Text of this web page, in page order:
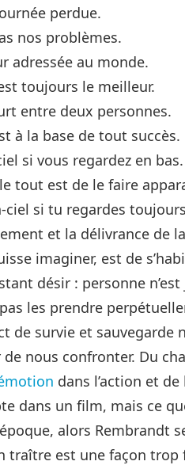
perdue.
nos problèmes.
adressée au monde.
toujours le meilleur.
entre deux personnes.
à la base de tout succès.
si vous regardez en bas.
tout est de le faire
ciel si tu regardes
et la délivrance de
imaginer, est de
désir : personne
les prendre
de survie et sauvegarde
nous confronter. Du
dans l’action et de
dans un film, mais ce
alors Rembrandt
traître est une façon